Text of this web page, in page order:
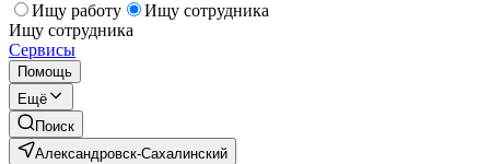
Ищу работу
Ищу сотрудника
Ищу сотрудника
Сервисы
Помощь
Ещё
Поиск
Александровск-Сахалинский